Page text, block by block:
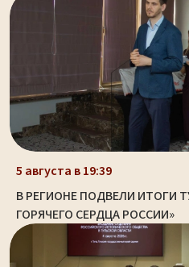
5 августа в 19:39
В РЕГИОНЕ ПОДВЕЛИ ИТОГИ
ГОРЯЧЕГО СЕРДЦА РОССИИ»